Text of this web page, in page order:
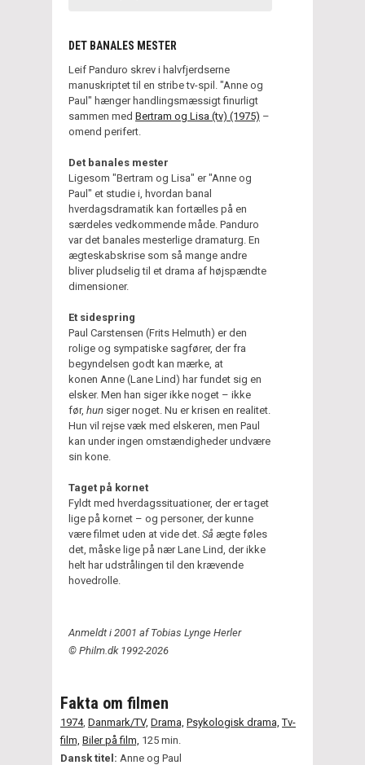
DET BANALES MESTER
Leif Panduro skrev i halvfjerdserne
manuskriptet til en stribe tv-spil. "Anne og
Paul" hænger handlingsmæssigt finurligt
sammen med Bertram og Lisa (tv) (1975) –
omend perifert.
Det banales mester
Ligesom "Bertram og Lisa" er "Anne og
Paul" et studie i, hvordan banal
hverdagsdramatik kan fortælles på en
særdeles vedkommende måde. Panduro
var det banales mesterlige dramaturg. En
ægteskabskrise som så mange andre
bliver pludselig til et drama af højspændte
dimensioner.
Et sidespring
Paul Carstensen (Frits Helmuth) er den
rolige og sympatiske sagfører, der fra
begyndelsen godt kan mærke, at
konen Anne (Lane Lind) har fundet sig en
elsker. Men han siger ikke noget – ikke
før, hun siger noget. Nu er krisen en realitet.
Hun vil rejse væk med elskeren, men Paul
kan under ingen omstændigheder undvære
sin kone.
Taget på kornet
Fyldt med hverdagssituationer, der er taget
lige på kornet – og personer, der kunne
være filmet uden at vide det. Så ægte føles
det, måske lige på nær Lane Lind, der ikke
helt har udstrålingen til den krævende
hovedrolle.
Anmeldt i 2001 af Tobias Lynge Herler
© Philm.dk 1992-2026
Fakta om filmen
1974, Danmark/TV, Drama, Psykologisk drama, Tv-
film, Biler på film, 125 min.
Dansk titel: Anne og Paul